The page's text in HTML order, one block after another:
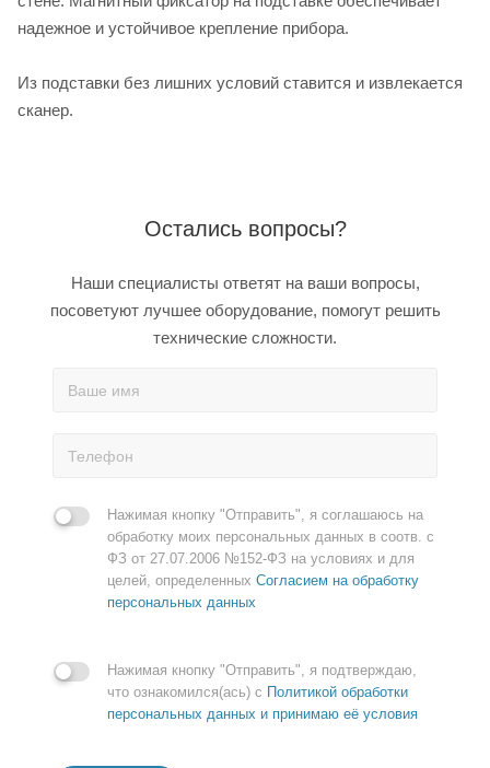
надежное и устойчивое крепление прибора.
Из подставки без лишних условий ставится и извлекается
сканер.
Остались вопросы?
Наши специалисты ответят на ваши вопросы,
посоветуют лучшее оборудование, помогут решить
технические сложности.
Нажимая кнопку "Отправить", я соглашаюсь на
обработку моих персональных данных в соотв. с
ФЗ от 27.07.2006 №152-ФЗ на условиях и для
целей, определенных Согласием на обработку
персональных данных
Нажимая кнопку "Отправить", я подтверждаю,
что ознакомился(ась) с Политикой обработки
персональных данных и принимаю её условия